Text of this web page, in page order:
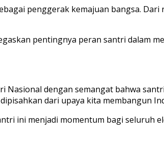
penggerak kemajuan bangsa.
pentingnya peran santri dalam
Nasional dengan semangat bahwa
dari upaya kita membangun
ini menjadi momentum bagi seluruh